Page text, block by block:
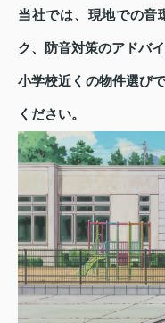
当社では、現地での音
ク、防音対策のアドバ
小学校近くの物件選び
ください。